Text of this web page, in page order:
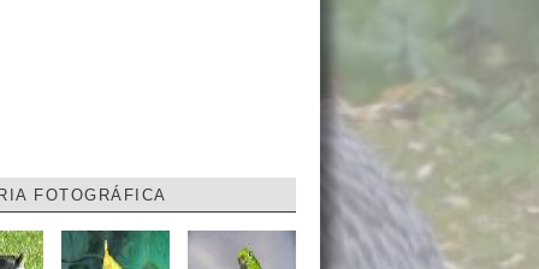
FOTOGRÁFICA